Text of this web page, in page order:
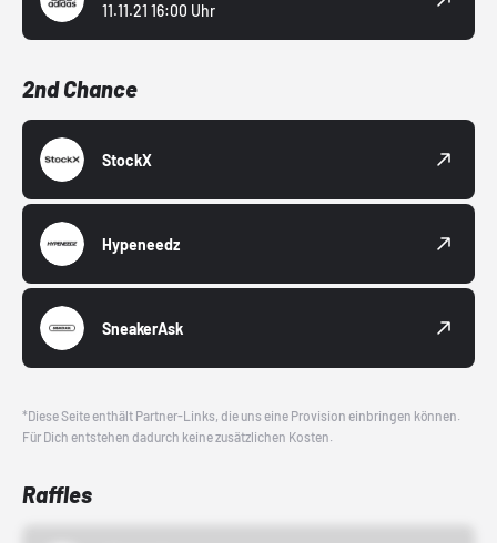
11.11.21 16:00 Uhr
2nd Chance
StockX
Hypeneedz
SneakerAsk
*Diese Seite enthält Partner-Links, die uns eine Provision einbringen können.
Für Dich entstehen dadurch keine zusätzlichen Kosten.
Raffles